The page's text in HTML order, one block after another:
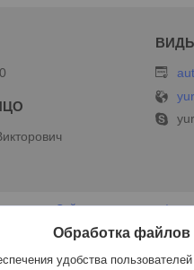
Сайт создан на
Политика обработки
Обработка файлов
удобства
ИП Дершлекас В.В |
Select Language ▼